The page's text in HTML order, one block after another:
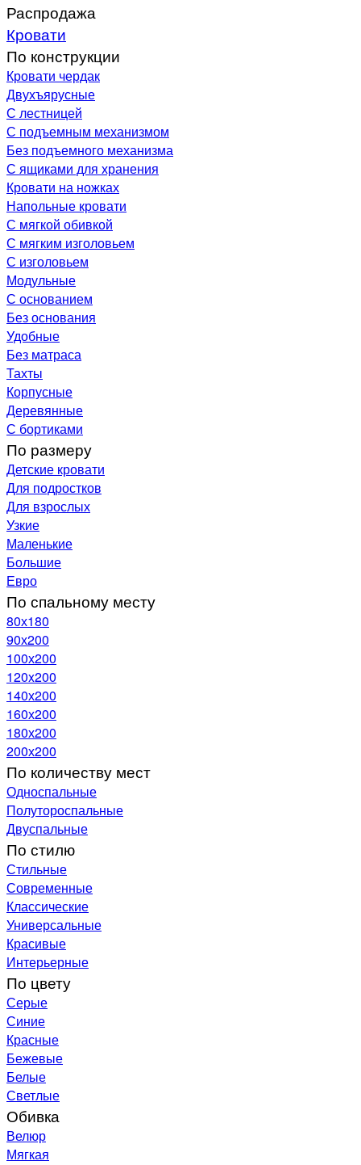
Распродажа
Кровати
По конструкции
Кровати чердак
Двухъярусные
С лестницей
С подъемным механизмом
Без подъемного механизма
С ящиками для хранения
Кровати на ножках
Напольные кровати
С мягкой обивкой
С мягким изголовьем
С изголовьем
Модульные
С основанием
Без основания
Удобные
Без матраса
Тахты
Корпусные
Деревянные
С бортиками
По размеру
Детские кровати
Для подростков
Для взрослых
Узкие
Маленькие
Большие
Евро
По спальному месту
80х180
90х200
100х200
120x200
140х200
160х200
180х200
200х200
По количеству мест
Односпальные
Полутороспальные
Двуспальные
По стилю
Стильные
Современные
Классические
Универсальные
Красивые
Интерьерные
По цвету
Серые
Синие
Красные
Бежевые
Белые
Светлые
Обивка
Велюр
Мягкая